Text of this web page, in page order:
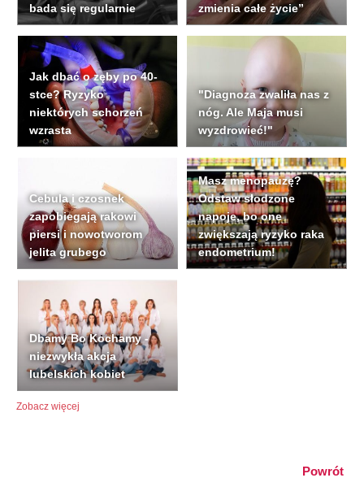
bada się regularnie
zmienia całe życie”
Jak dbać o zęby po 40-
stce? Ryzyko
niektórych schorzeń
wzrasta
"Diagnoza zwaliła nas z
nóg. Ale Maja musi
wyzdrowieć!"
Cebula i czosnek
zapobiegają rakowi
piersi i nowotworom
jelita grubego
Masz menopauzę?
Odstaw słodzone
napoje, bo one
zwiększają ryzyko raka
endometrium!
Dbamy Bo Kochamy -
niezwykła akcja
lubelskich kobiet
Zobacz więcej
Powrót